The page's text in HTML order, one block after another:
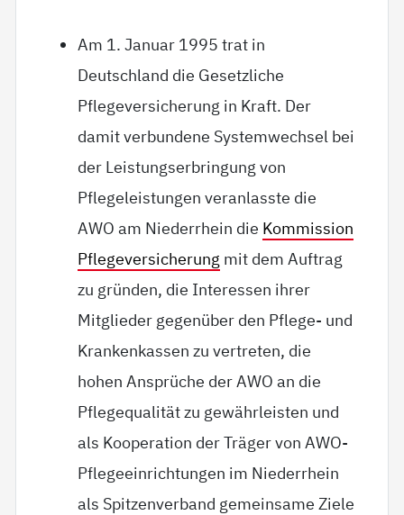
Am 1. Januar 1995 trat in
Deutschland die Gesetzliche
Pflegeversicherung in Kraft. Der
damit verbundene Systemwechsel bei
der Leistungserbringung von
Pflegeleistungen veranlasste die
AWO am Niederrhein die Kommission
Pflegeversicherung mit dem Auftrag
zu gründen, die Interessen ihrer
Mitglieder gegenüber den Pflege- und
Krankenkassen zu vertreten, die
hohen Ansprüche der AWO an die
Pflegequalität zu gewährleisten und
als Kooperation der Träger von AWO-
Pflegeeinrichtungen im Niederrhein
als Spitzenverband gemeinsame Ziele